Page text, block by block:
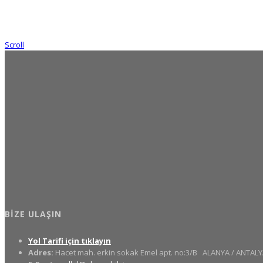
Scroll
BIZE ULAŞIN
Yol Tarifi için tıklayın
Adres: Hacet mah. erkin sokak Emel apt. no:3/B ALANYA /